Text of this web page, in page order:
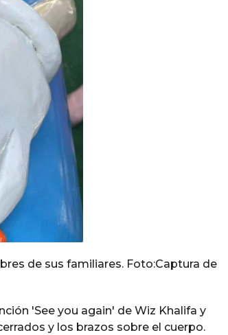
de sus familiares. Foto:Captura de
'See you again' de Wiz Khalifa y
y los brazos sobre el cuerpo.